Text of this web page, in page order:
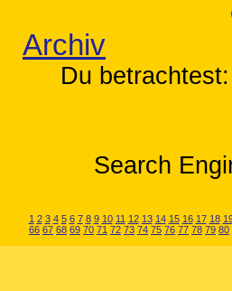
Archiv
Du
Search
1 2 3 4 5 6 7 8 9 10 11 12 13 14 15 16 17 18
66 67 68 69 70 71 72 73 74 75 76 77 78 79 80